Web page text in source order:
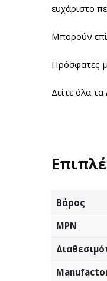
ευχάριστο
Μπορούν
Πρόσφατες
Δείτε όλα τα
Βάρος
MPN